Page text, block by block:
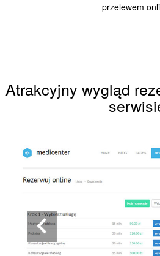
przelewem
Atrakcyjny wygląd